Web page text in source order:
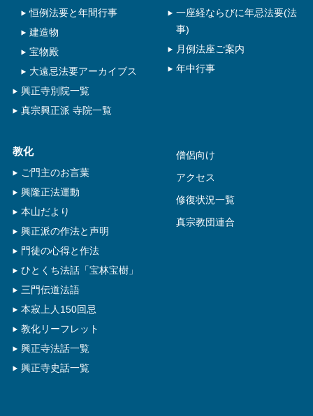
恒例法要と年間行事
建造物
宝物殿
大遠忌法要アーカイブス
興正寺別院一覧
真宗興正派 寺院一覧
一座経ならびに年忌法要(法
事)
月例法座ご案内
年中行事
教化
ご門主のお言葉
興隆正法運動
本山だより
興正派の作法と声明
門徒の心得と作法
ひとくち法話「宝林宝樹」
三門伝道法語
本寂上人150回忌
教化リーフレット
興正寺法話一覧
興正寺史話一覧
僧侶向け
アクセス
修復状況一覧
真宗教団連合